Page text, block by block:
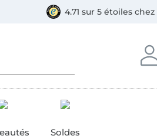
4.71 sur 5 étoiles
Se
Soldes
Bancontact